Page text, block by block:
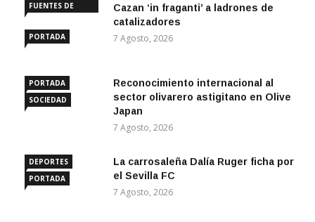
FUENTES DE
PORTADA
Cazan ‘in fraganti’ a ladrones de
catalizadores
7 Agosto, 2026
PORTADA
SOCIEDAD
Reconocimiento internacional al
sector olivarero astigitano en Olive
Japan
7 Agosto, 2026
DEPORTES
PORTADA
La carrosaleña Dalía Ruger ficha por
el Sevilla FC
7 Agosto, 2026